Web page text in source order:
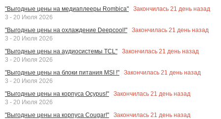
"Выгодные цены на медиаплееры Rombica"
Закончилась 21 день назад
3 - 20 Июля 2026
"Выгодные цены на охлаждение Deepcool!"
Закончилась 21 день назад
3 - 20 Июля 2026
"Выгодные цены на аудиосистемы TCL"
Закончилась 21 день назад
3 - 20 Июля 2026
"Выгодные цены на блоки питания MSI !"
Закончилась 21 день назад
3 - 20 Июля 2026
"Выгодные цены на корпуса Ocypus!"
Закончилась 21 день назад
3 - 20 Июля 2026
"Выгодные цены на корпуса Cougar!"
Закончилась 21 день назад